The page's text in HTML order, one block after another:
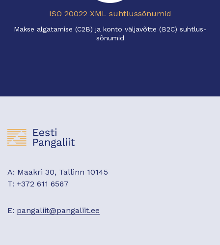
ISO 20022 XML suhtlussõnumid
Makse algatamise (C2B) ja konto väljavõtte (B2C) suhtlus-
sõnumid
A: Maakri 30, Tallinn 10145
T: +372 611 6567
E: pangaliit@pangaliit.ee